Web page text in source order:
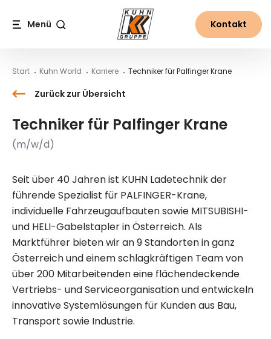
Techniker für Palfinger Krane
Karriere und Jobs bei Kuhn
Menü Kontakt
Start Kuhn World Karriere Techniker für Palfinger Krane
Zurück zur Übersicht
Techniker für Palfinger Krane
(m/w/d)
Seit über 40 Jahren ist KUHN Ladetechnik der
führende Spezialist für PALFINGER-Krane,
individuelle Fahrzeugaufbauten sowie MITSUBISHI-
und HELI-Gabelstapler in Österreich. Als
Marktführer bieten wir an 9 Standorten in ganz
Österreich und einem schlagkräftigen Team von
über 200 Mitarbeitenden eine flächendeckende
Vertriebs- und Serviceorganisation und entwickeln
innovative Systemlösungen für Kunden aus Bau,
Transport sowie Industrie.